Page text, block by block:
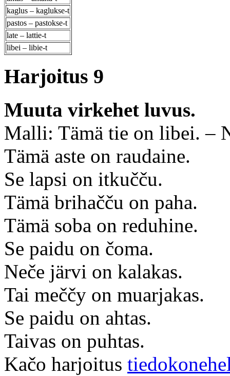
kaglus – kaglukse-t
pastos – pastokse-t
late – lattie-t
libei – libie-t
Harjoitus 9
Muuta virkehet luvus.
Malli: Tämä tie on libei. –
Tämä aste on raudaine.
Se lapsi on itkučču.
Tämä brihačču on paha.
Tämä soba on reduhine.
Se paidu on čoma.
Neče järvi on kalakas.
Tai meččy on muarjakas.
Se paidu on ahtas.
Taivas on puhtas.
Kačo harjoitus